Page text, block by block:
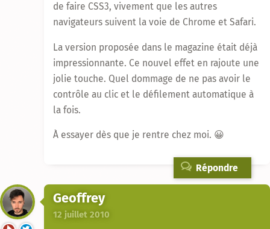
de faire CSS3, vivement que les autres
navigateurs suivent la voie de Chrome et Safari.
La version proposée dans le magazine était déjà
impressionnante. Ce nouvel effet en rajoute une
jolie touche. Quel dommage de ne pas avoir le
contrôle au clic et le défilement automatique à
la fois.
À essayer dès que je rentre chez moi. 😀
Répondre
Geoffrey
12 juillet 2010